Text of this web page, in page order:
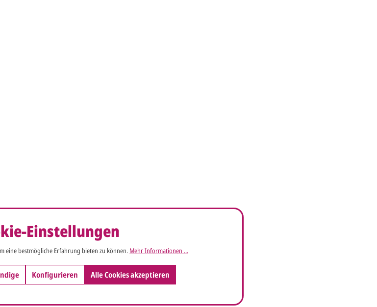
Einstellungen
eine bestmögliche Erfahrung bieten zu können. Mehr Informationen ...
Konfigurieren Alle Cookies akzeptieren